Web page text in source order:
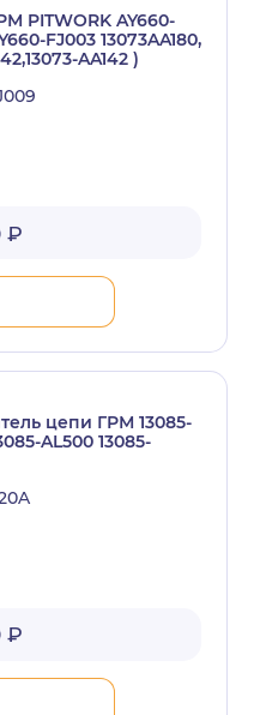
PITWORK AY660-
FJ003 13073AA180,
AA142 )
₽
цепи ГРМ 13085-
AL500 13085-
₽